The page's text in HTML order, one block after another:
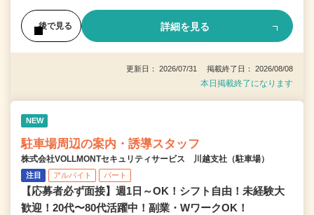
後で見る 詳細を見る
更新日： 2026/07/31 掲載終了日： 2026/08/08
本日掲載終了になります
NEW
駐車場周辺の案内・誘導スタッフ
株式会社VOLLMONTセキュリティサービス 川越支社（駐車場）
注目 アルバイト パート
【応募者必ず面接】週1日～OK！シフト自由！未経験大
歓迎！20代〜80代活躍中！副業・WワークOK！